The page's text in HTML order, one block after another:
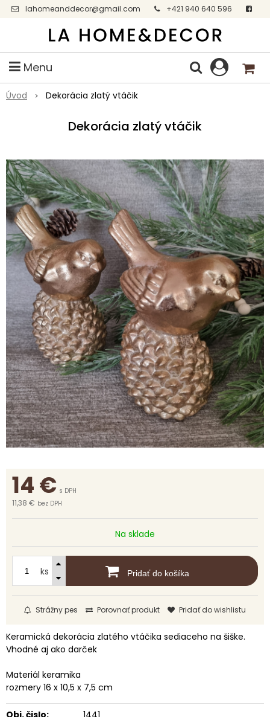
lahomeanddecor@gmail.com
+421 940 640 596
Facebook
Menu
Úvod Dekorácia zlatý vtáčik
Dekorácia zlatý vtáčik
14€ s DPH
11,38 € bez DPH
Na sklade
ks Pridať do košíka
Strážny pes Porovnať produkt Pridať do wishlistu
Keramická dekorácia zlatého vtáčika sediaceho na šiške.
Vhodné aj ako darček
Materiál keramika
rozmery 16 x 10,5 x 7,5 cm
Obj. čislo: 1441